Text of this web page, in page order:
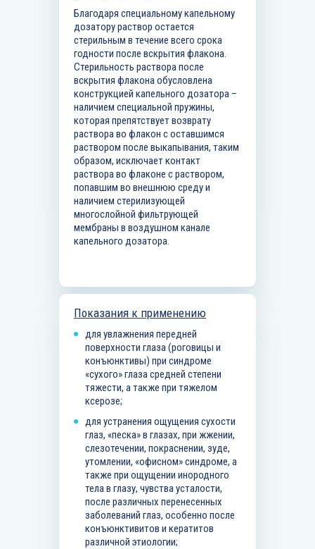
Благодаря специальному капельному
дозатору раствор остается
стерильным в течение всего срока
годности после вскрытия флакона.
Стерильность раствора после
вскрытия флакона обусловлена
конструкцией капельного дозатора –
наличием специальной пружины,
которая препятствует возврату
раствора во флакон с оставшимся
раствором после выкапывания, таким
образом, исключает контакт
раствора во флаконе с раствором,
попавшим во внешнюю среду и
наличием стерилизующей
многослойной фильтрующей
мембраны в воздушном канале
капельного дозатора.
Показания к применению
для увлажнения передней
поверхности глаза (роговицы и
конъюнктивы) при синдроме
«сухого» глаза средней степени
тяжести, а также при тяжелом
ксерозе;
для устранения ощущения сухости
глаз, «песка» в глазах, при жжении,
слезотечении, покраснении, зуде,
утомлении, «офисном» синдроме, а
также при ощущении инородного
тела в глазу, чувства усталости,
после различных перенесенных
заболеваний глаз, особенно после
конъюнктивитов и кератитов
различной этиологии;